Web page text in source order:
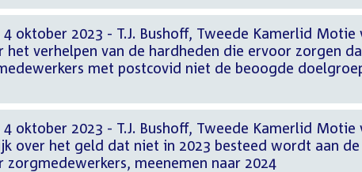
oktober 2023 - T.J. Bushoff, Tweede Kamerlid Motie
het verhelpen van de hardheden die ervoor zorgen
met postcovid niet de beoogde
oktober 2023 - T.J. Bushoff, Tweede Kamerlid Motie
over het geld dat niet in 2023 besteed wordt aan de
meenemen naar 2024